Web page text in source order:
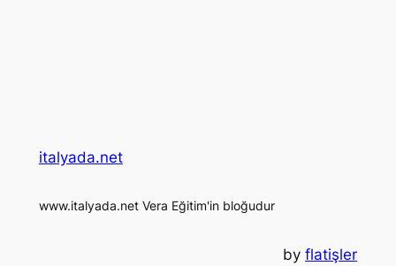
italyada.net
www.italyada.net Vera Eğitim'in bloğudur
byflatişler